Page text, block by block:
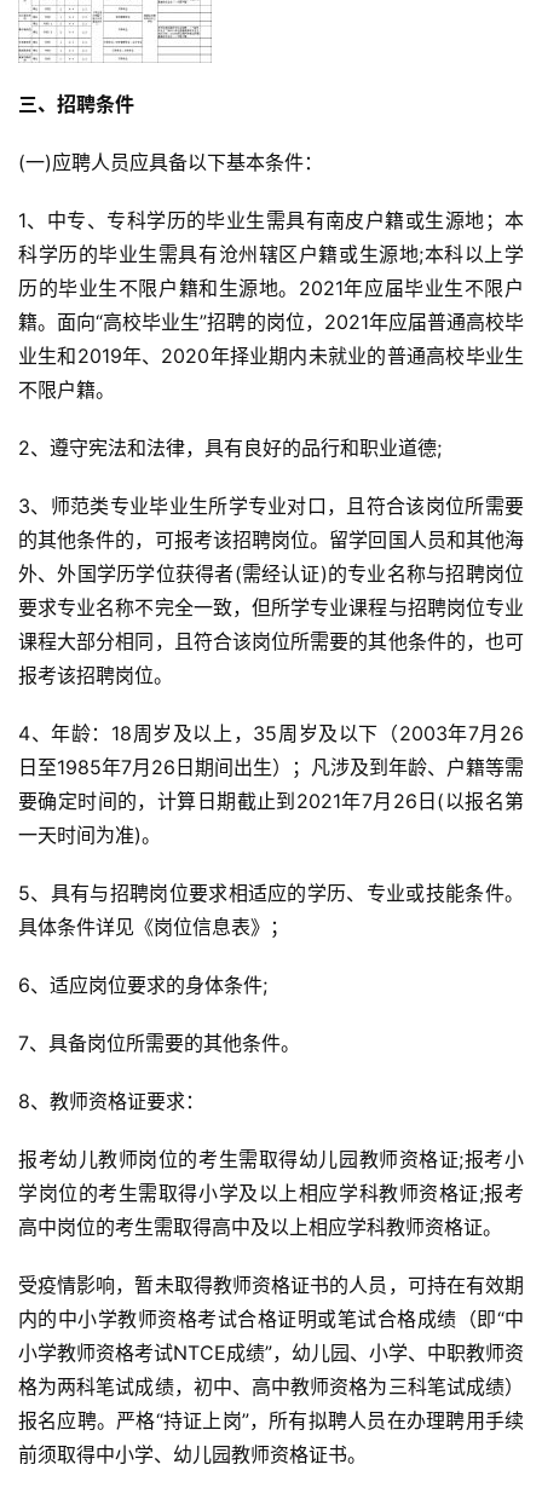
三、招聘条件
(一)应聘人员应具备以下基本条件：
1、中专、专科学历的毕业生需具有南皮户籍或生源地；本
科学历的毕业生需具有沧州辖区户籍或生源地;本科以上学
历的毕业生不限户籍和生源地。2021年应届毕业生不限户
籍。面向“高校毕业生”招聘的岗位，2021年应届普通高校毕
业生和2019年、2020年择业期内未就业的普通高校毕业生
不限户籍。
2、遵守宪法和法律，具有良好的品行和职业道德;
3、师范类专业毕业生所学专业对口，且符合该岗位所需要
的其他条件的，可报考该招聘岗位。留学回国人员和其他海
外、外国学历学位获得者(需经认证)的专业名称与招聘岗位
要求专业名称不完全一致，但所学专业课程与招聘岗位专业
课程大部分相同，且符合该岗位所需要的其他条件的，也可
报考该招聘岗位。
4、年龄：18周岁及以上，35周岁及以下（2003年7月26
日至1985年7月26日期间出生）；凡涉及到年龄、户籍等需
要确定时间的，计算日期截止到2021年7月26日(以报名第
一天时间为准)。
5、具有与招聘岗位要求相适应的学历、专业或技能条件。
具体条件详见《岗位信息表》；
6、适应岗位要求的身体条件;
7、具备岗位所需要的其他条件。
8、教师资格证要求：
报考幼儿教师岗位的考生需取得幼儿园教师资格证;报考小
学岗位的考生需取得小学及以上相应学科教师资格证;报考
高中岗位的考生需取得高中及以上相应学科教师资格证。
受疫情影响，暂未取得教师资格证书的人员，可持在有效期
内的中小学教师资格考试合格证明或笔试合格成绩（即“中
小学教师资格考试NTCE成绩”，幼儿园、小学、中职教师资
格为两科笔试成绩，初中、高中教师资格为三科笔试成绩）
报名应聘。严格“持证上岗”，所有拟聘人员在办理聘用手续
前须取得中小学、幼儿园教师资格证书。